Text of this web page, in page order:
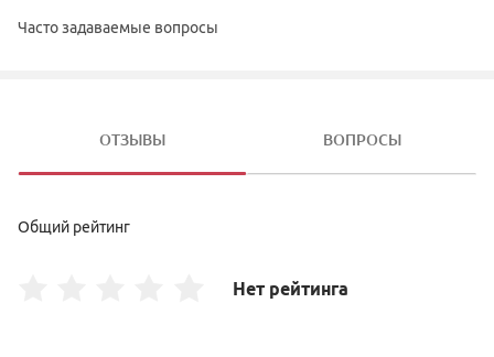
Часто задаваемые вопросы
ОТЗЫВЫ ВОПРОСЫ
Общий рейтинг
Нет рейтинга